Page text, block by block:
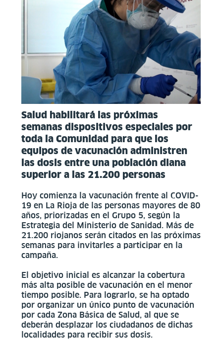
Salud habilitará las próximas
semanas dispositivos especiales por
toda la Comunidad para que los
equipos de vacunación administren
las dosis entre una población diana
superior a las 21.200 personas
Hoy comienza la vacunación frente al COVID-
19 en La Rioja de las personas mayores de 80
años, priorizadas en el Grupo 5, según la
Estrategia del Ministerio de Sanidad. Más de
21.200 riojanos serán citados en las próximas
semanas para invitarles a participar en la
campaña.
El objetivo inicial es alcanzar la cobertura
más alta posible de vacunación en el menor
tiempo posible. Para lograrlo, se ha optado
por organizar un único punto de vacunación
por cada Zona Básica de Salud, al que se
deberán desplazar los ciudadanos de dichas
localidades para recibir sus dosis.